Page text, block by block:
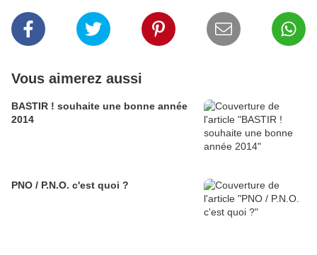
Vous aimerez aussi
BASTIR ! souhaite une bonne année
2014
PNO / P.N.O. c'est quoi ?